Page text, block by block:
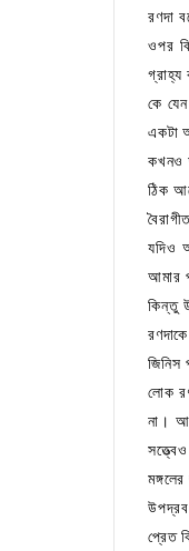
রণদা
ওপর
গ্রাহ্য
কে
একটা
কখনও
ঠিক
যদিও
আমার
কিন্তু
লোক
না।
উপদ্রব
প্রেত